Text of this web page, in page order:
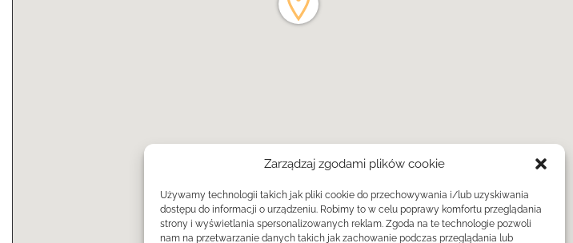
Zarządzaj zgodami plików cookie
Używamy technologii takich jak pliki cookie do przechowywania i/lub uzyskiwania
dostępu do informacji o urządzeniu. Robimy to w celu poprawy komfortu przeglądania
strony i wyświetlania spersonalizowanych reklam. Zgoda na te technologie pozwoli
nam na przetwarzanie danych takich jak zachowanie podczas przeglądania lub